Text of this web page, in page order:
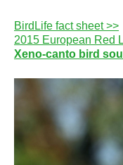
BirdLife fact sheet >>
2015 European Red
Xeno-canto bird